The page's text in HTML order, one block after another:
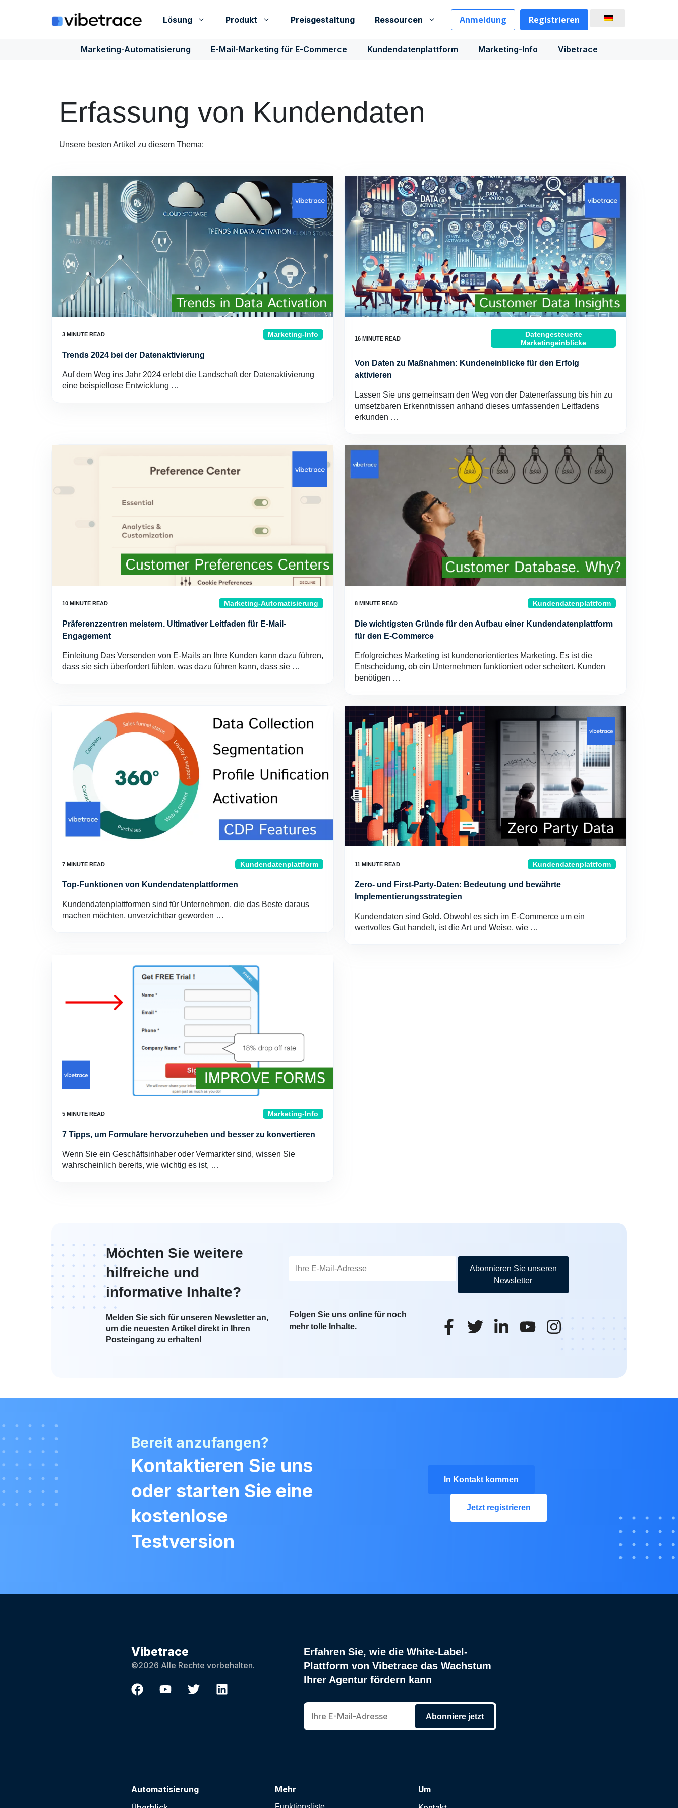
Lösung Produkt Preisgestaltung Ressourcen Anmeldung Registrieren
Marketing-Automatisierung E-Mail-Marketing für E-Commerce Kundendatenplattform Marketing-Info Vibetrace
Erfassung von Kundendaten
Unsere besten Artikel zu diesem Thema:
Marketing-Info
Trends 2024 bei der Datenaktivierung
Auf dem Weg ins Jahr 2024 erlebt die Landschaft der Datenaktivierung
eine beispiellose Entwicklung …
Datengesteuerte
Marketingeinblicke
Von Daten zu Maßnahmen: Kundeneinblicke für den Erfolg
aktivieren
Lassen Sie uns gemeinsam den Weg von der Datenerfassung bis hin zu
umsetzbaren Erkenntnissen anhand dieses umfassenden Leitfadens
erkunden …
Marketing-Automatisierung
Präferenzzentren meistern. Ultimativer Leitfaden für E-Mail-
Engagement
Einleitung Das Versenden von E-Mails an Ihre Kunden kann dazu führen,
dass sie sich überfordert fühlen, was dazu führen kann, dass sie …
Kundendatenplattform
Die wichtigsten Gründe für den Aufbau einer Kundendatenplattform
für den E-Commerce
Erfolgreiches Marketing ist kundenorientiertes Marketing. Es ist die
Entscheidung, ob ein Unternehmen funktioniert oder scheitert. Kunden
benötigen …
Kundendatenplattform
Top-Funktionen von Kundendatenplattformen
Kundendatenplattformen sind für Unternehmen, die das Beste daraus
machen möchten, unverzichtbar geworden …
Kundendatenplattform
Zero- und First-Party-Daten: Bedeutung und bewährte
Implementierungsstrategien
Kundendaten sind Gold. Obwohl es sich im E-Commerce um ein
wertvolles Gut handelt, ist die Art und Weise, wie …
Marketing-Info
7 Tipps, um Formulare hervorzuheben und besser zu konvertieren
Wenn Sie ein Geschäftsinhaber oder Vermarkter sind, wissen Sie
wahrscheinlich bereits, wie wichtig es ist, …
Möchten Sie weitere
hilfreiche und
informative Inhalte?
Melden Sie sich für unseren Newsletter an,
um die neuesten Artikel direkt in Ihren
Posteingang zu erhalten!
Abonnieren Sie unseren
Newsletter
Folgen Sie uns online für noch
mehr tolle Inhalte.
Bereit anzufangen?
Kontaktieren Sie uns
oder starten Sie eine
kostenlose
Testversion
In Kontakt kommen
Jetzt registrieren
Vibetrace
©2026 Alle Rechte vorbehalten.
Erfahren Sie, wie die White-Label-
Plattform von Vibetrace das Wachstum
Ihrer Agentur fördern kann
Abonniere jetzt
Automatisierung
Mehr
Um